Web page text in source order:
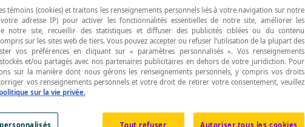
des nombres réels.
témoins (cookies) et traitons les renseignements personnels liés à votre navigation sur notre
adresse IP) pour activer les fonctionnalités essentielles de notre site, améliorer les
notre site, recueillir des statistiques et diffuser des publicités ciblées ou du contenu
sur les sites web de tiers. Vous pouvez accepter ou refuser l’utilisation de la plupart des
vos préférences en cliquant sur « paramètres personnalisés ». Vos renseignements
et/ou partagés avec nos partenaires publicitaires en dehors de votre juridiction. Pour
sur la manière dont nous gérons les renseignements personnels, y compris vos droits
vos renseignements personnels et votre droit de retirer votre consentement, veuillez
politique sur la vie privée.
Tout refuser Autoriser tous les cookies